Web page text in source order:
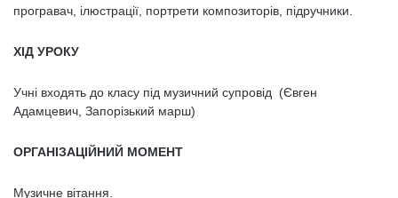
програвач, ілюстрації, портрети композиторів, підручники.
ХІД УРОКУ
Учні входять до класу під музичний супровід (Євген
Адамцевич, Запорізький марш)
ОРГАНІЗАЦІЙНИЙ МОМЕНТ
Музичне вітання.